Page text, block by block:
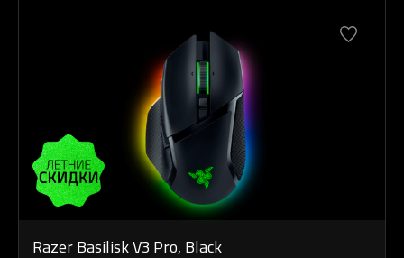
Razer Basilisk V3 Pro, Black